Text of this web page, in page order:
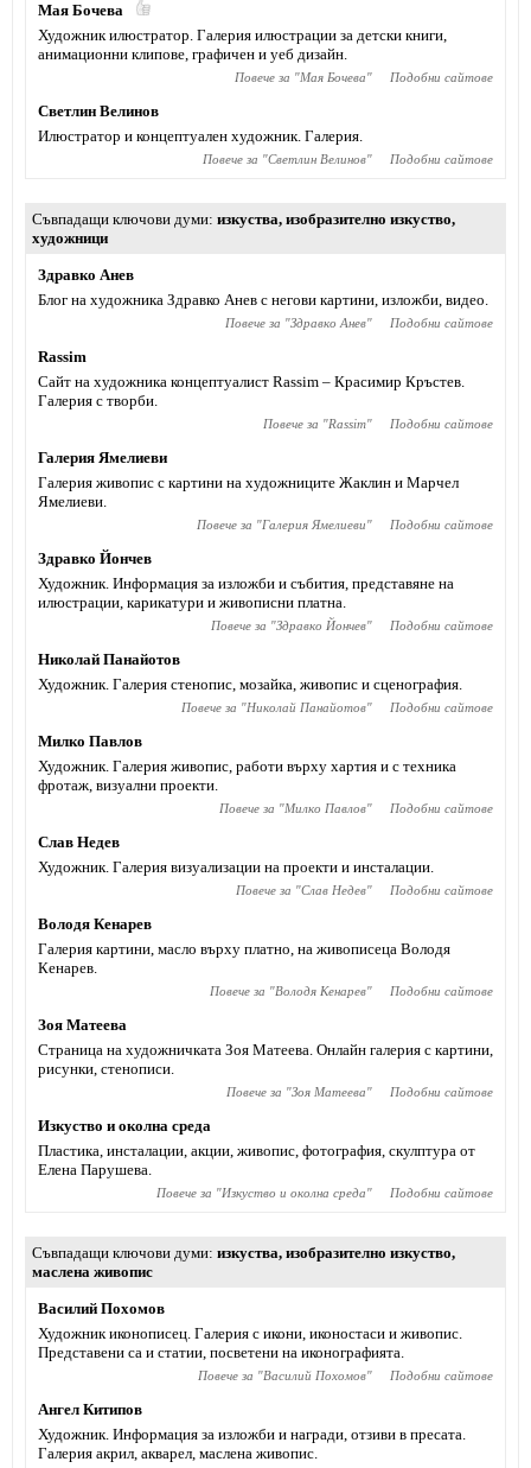
Мая Бочева
Художник илюстратор. Галерия илюстрации за детски книги,
анимационни клипове, графичен и уеб дизайн.
Повече за "Мая Бочева" Подобни сайтове
Светлин Велинов
Илюстратор и концептуален художник. Галерия.
Повече за "Светлин Велинов" Подобни сайтове
Съвпадащи ключови думи изкуства, изобразително изкуство,
художници
Здравко Анев
Блог на художника Здравко Анев с негови картини, изложби, видео.
Повече за "Здравко Анев" Подобни сайтове
Rassim
Сайт на художника концептуалист Rassim – Красимир Кръстев.
Галерия с творби.
Повече за "Rassim" Подобни сайтове
Галерия Ямелиеви
Галерия живопис с картини на художниците Жаклин и Марчел
Ямелиеви.
Повече за "Галерия Ямелиеви" Подобни сайтове
Здравко Йончев
Художник. Информация за изложби и събития, представяне на
илюстрации, карикатури и живописни платна.
Повече за "Здравко Йончев" Подобни сайтове
Николай Панайотов
Художник. Галерия стенопис, мозайка, живопис и сценография.
Повече за "Николай Панайотов" Подобни сайтове
Милко Павлов
Художник. Галерия живопис, работи върху хартия и с техника
фротаж, визуални проекти.
Повече за "Милко Павлов" Подобни сайтове
Слав Недев
Художник. Галерия визуализации на проекти и инсталации.
Повече за "Слав Недев" Подобни сайтове
Володя Кенарев
Галерия картини, масло върху платно, на живописеца Володя
Кенарев.
Повече за "Володя Кенарев" Подобни сайтове
Зоя Матеева
Страница на художничката Зоя Матеева. Онлайн галерия с картини,
рисунки, стенописи.
Повече за "Зоя Матеева" Подобни сайтове
Изкуство и околна среда
Пластика, инсталации, акции, живопис, фотография, скулптура от
Елена Парушева.
Повече за "Изкуство и околна среда" Подобни сайтове
Съвпадащи ключови думи изкуства, изобразително изкуство,
маслена живопис
Василий Похомов
Художник иконописец. Галерия с икони, иконостаси и живопис.
Представени са и статии, посветени на иконографията.
Повече за "Василий Похомов" Подобни сайтове
Ангел Китипов
Художник. Информация за изложби и награди, отзиви в пресата.
Галерия акрил, акварел, маслена живопис.